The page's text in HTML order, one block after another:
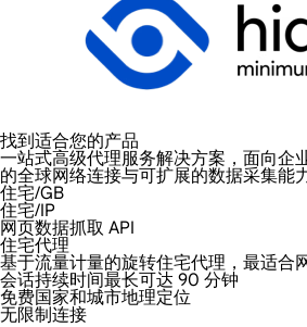
找到适合您的产品
一站式高级代理服务解决方案，面向企
的全球网络连接与可扩展的数据采集能力
住宅/GB
住宅/IP
网页数据抓取 API
住宅代理
基于流量计量的旋转住宅代理，最适合
会话持续时间最长可达 90 分钟
免费国家和城市地理定位
无限制连接